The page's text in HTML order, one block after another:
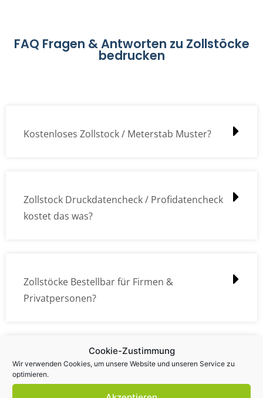
Cookie-Zustimmung
Wir verwenden Cookies, um unsere Website und unseren Service zu
optimieren.
FAQ Fragen & Antworten zu Zollstöcke
bedrucken
Kostenloses Zollstock / Meterstab Muster?
Zollstock Druckdatencheck / Profidatencheck
kostet das was?
Zollstöcke Bestellbar für Firmen &
Privatpersonen?
Wie kann ich die Daten (z.B. Logos und Texte)
übermitteln?